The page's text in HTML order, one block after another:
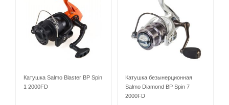
Катушка Salmo Blaster BP Spin
1 2000FD
Катушка безынерционная
Salmo Diamond BP Spin 7
2000FD